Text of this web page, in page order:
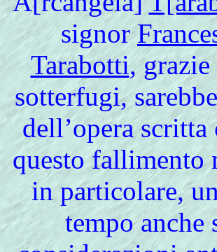
signor
Tarabotti,
sotterfugi,
dell’opera
questo fallimento
in particolare,
tempo anche